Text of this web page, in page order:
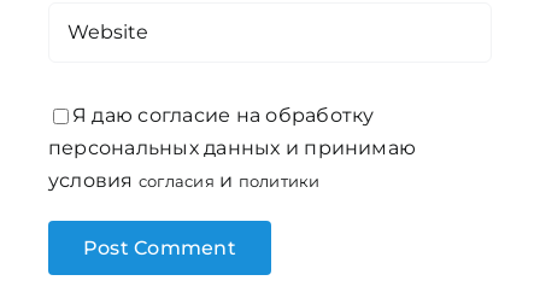
Я даю согласие на обработку
персональных данных и принимаю
условия согласия и политики